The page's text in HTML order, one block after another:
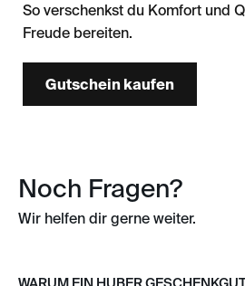
So verschenkst du Komfort und
Freude bereiten.
Noch Fragen?
Wir helfen dir gerne weiter.
WARUM EIN HUBER